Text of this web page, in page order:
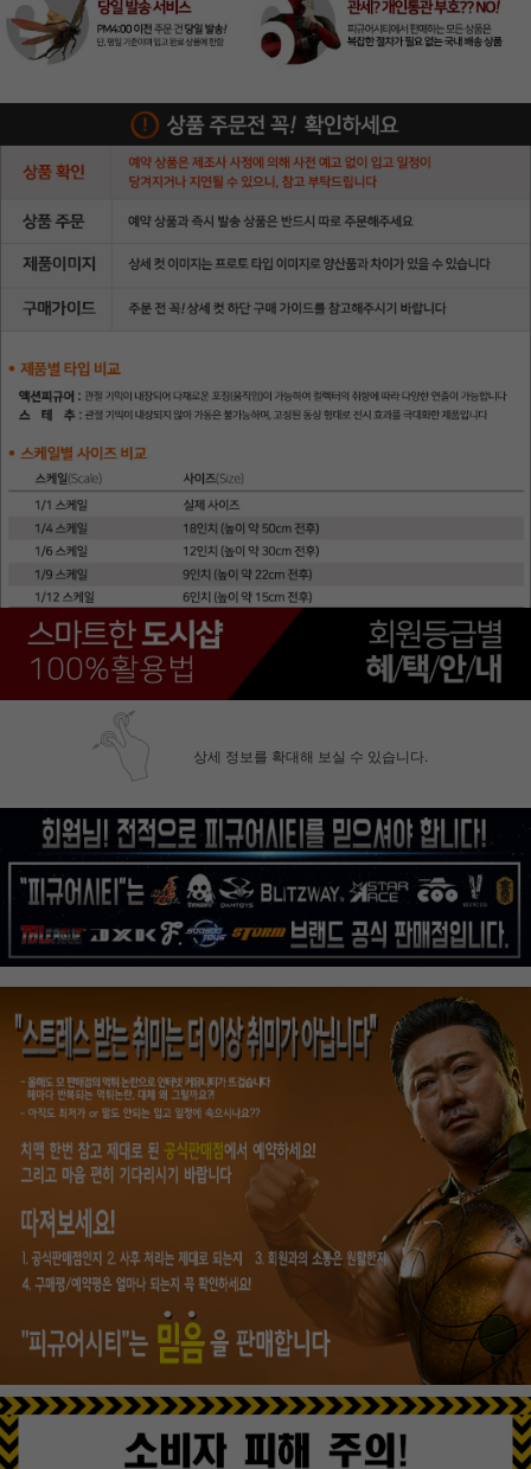
상세 정보를 확대해 보실 수 있습니다.